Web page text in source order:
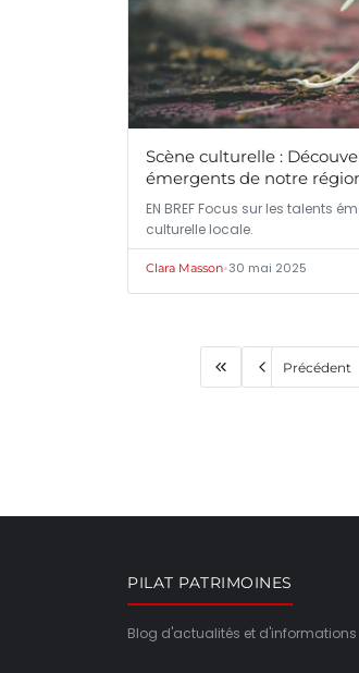
Scène culturelle :
émergents de notre
EN BREF Focus sur les talents
culturelle locale.
Clara Masson•30 mai 2025
Précédent
PILAT PATRIMOINES
Blog d'actualités et d'informations